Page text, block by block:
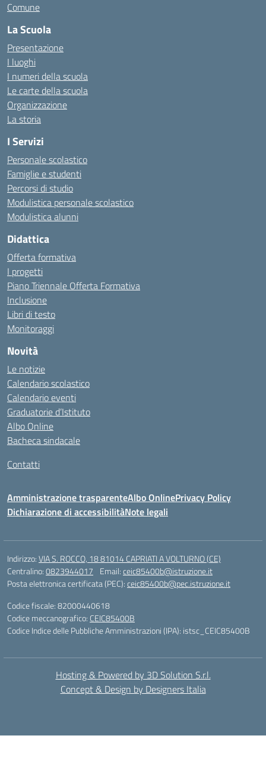
Comune
La Scuola
Presentazione
I luoghi
I numeri della scuola
Le carte della scuola
Organizzazione
La storia
I Servizi
Personale scolastico
Famiglie e studenti
Percorsi di studio
Modulistica personale scolastico
Modulistica alunni
Didattica
Offerta formativa
I progetti
Piano Triennale Offerta Formativa
Inclusione
Libri di testo
Monitoraggi
Novità
Le notizie
Calendario scolastico
Calendario eventi
Graduatorie d’Istituto
Albo Online
Bacheca sindacale
Contatti
Amministrazione trasparenteAlbo OnlinePrivacy Policy
Dichiarazione di accessibilitàNote legali
Indirizzo:VIA S. ROCCO, 18 81014 CAPRIATI A VOLTURNO (CE)
Centralino:0823944017 Email:ceic85400b@istruzione.it
Posta elettronica certificata (PEC):ceic85400b@pec.istruzione.it
Codice fiscale: 82000440618
Codice meccanografico: CEIC85400B
Codice Indice delle Pubbliche Amministrazioni (IPA): istsc_CEIC85400B
Hosting & Powered by 3D Solution S.r.l.
Concept & Design by Designers Italia